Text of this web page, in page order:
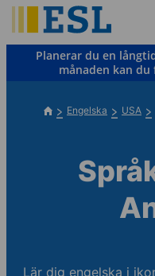
to
main
contentPlanerar du en
månaden kan
Engelska USA
Lär dig engelska i